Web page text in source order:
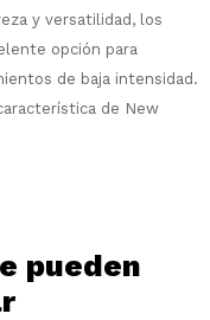
y versatilidad, los
opción para
de baja intensidad.
de New
pueden
de pago
El monto
comercio
mas tarde.